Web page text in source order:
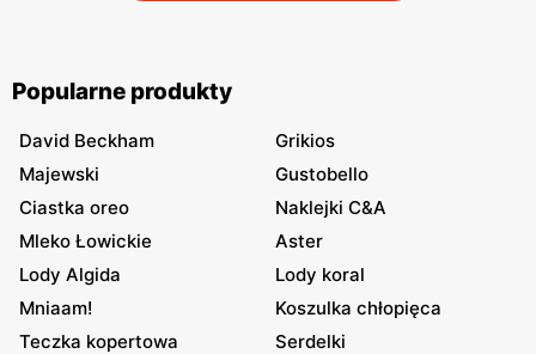
Popularne produkty
David Beckham
Grikios
Majewski
Gustobello
Ciastka oreo
Naklejki C&A
Mleko Łowickie
Aster
Lody Algida
Lody koral
Mniaam!
Koszulka chłopięca
Teczka kopertowa
Serdelki